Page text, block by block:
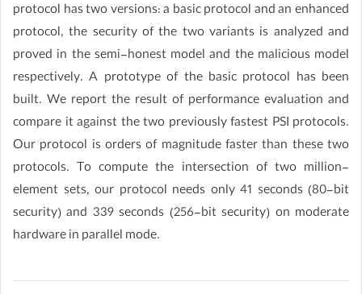
protocol has two versions: a basic protocol and an enhanced
protocol, the security of the two variants is analyzed and
proved in the semi-honest model and the malicious model
respectively. A prototype of the basic protocol has been
built. We report the result of performance evaluation and
compare it against the two previously fastest PSI protocols.
Our protocol is orders of magnitude faster than these two
protocols. To compute the intersection of two million-
element sets, our protocol needs only 41 seconds (80-bit
security) and 339 seconds (256-bit security) on moderate
hardware in parallel mode.